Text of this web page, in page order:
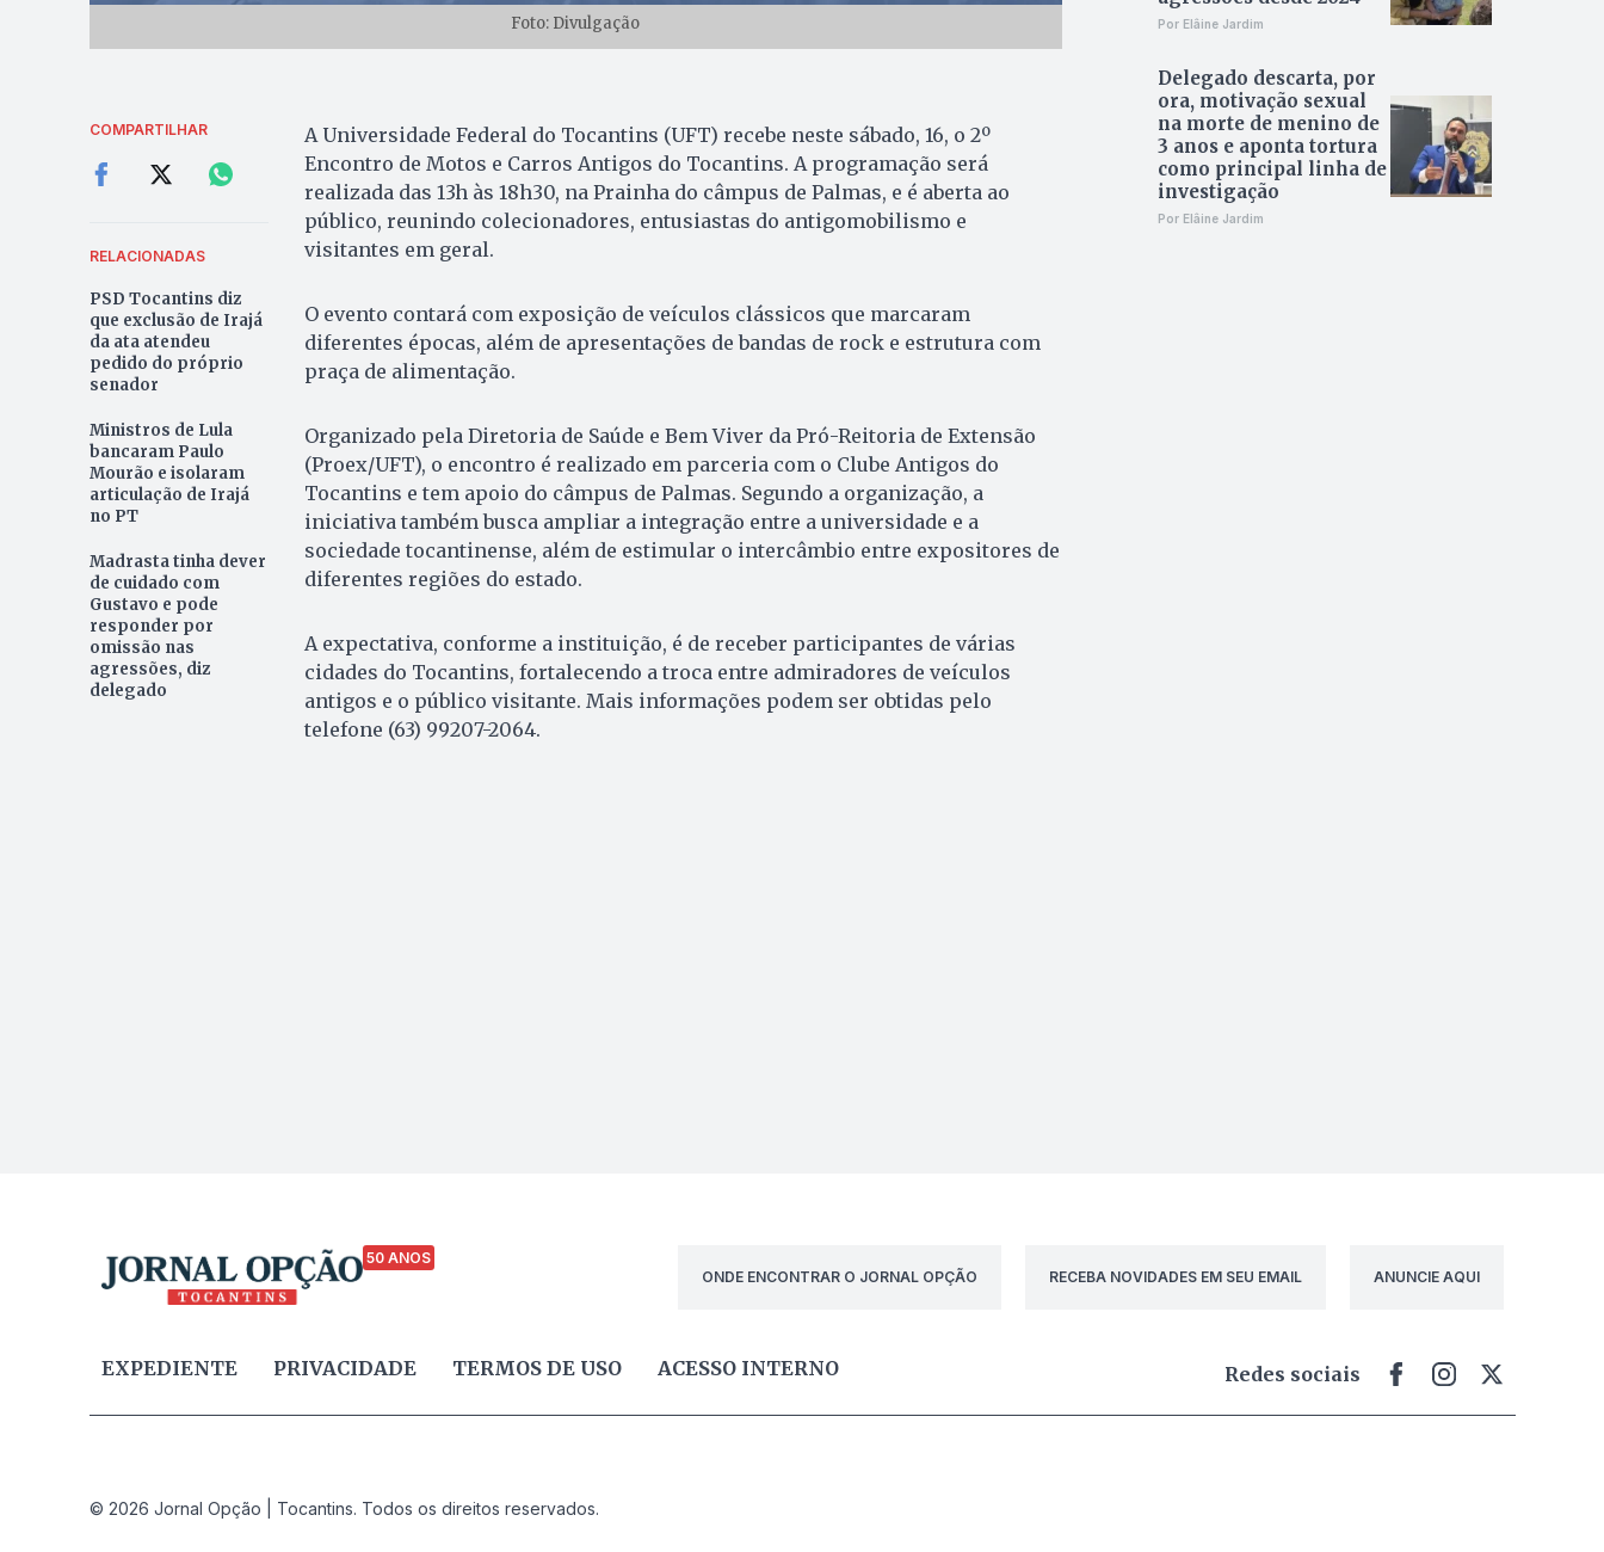
Foto: Divulgação
COMPARTILHAR
RELACIONADAS
PSD Tocantins diz
que exclusão de Irajá
da ata atendeu
pedido do próprio
senador
Ministros de Lula
bancaram Paulo
Mourão e isolaram
articulação de Irajá
no PT
Madrasta tinha dever
de cuidado com
Gustavo e pode
responder por
omissão nas
agressões, diz
delegado
A Universidade Federal do Tocantins (UFT) recebe neste sábado, 16, o 2º
Encontro de Motos e Carros Antigos do Tocantins. A programação será
realizada das 13h às 18h30, na Prainha do câmpus de Palmas, e é aberta ao
público, reunindo colecionadores, entusiastas do antigomobilismo e
visitantes em geral.
O evento contará com exposição de veículos clássicos que marcaram
diferentes épocas, além de apresentações de bandas de rock e estrutura com
praça de alimentação.
Organizado pela Diretoria de Saúde e Bem Viver da Pró-Reitoria de Extensão
(Proex/UFT), o encontro é realizado em parceria com o Clube Antigos do
Tocantins e tem apoio do câmpus de Palmas. Segundo a organização, a
iniciativa também busca ampliar a integração entre a universidade e a
sociedade tocantinense, além de estimular o intercâmbio entre expositores de
diferentes regiões do estado.
A expectativa, conforme a instituição, é de receber participantes de várias
cidades do Tocantins, fortalecendo a troca entre admiradores de veículos
antigos e o público visitante. Mais informações podem ser obtidas pelo
telefone (63) 99207-2064.
Por Elâine Jardim
Delegado descarta, por
ora, motivação sexual
na morte de menino de
3 anos e aponta tortura
como principal linha de
investigação
Por Elâine Jardim
50 ANOS
ONDE ENCONTRAR O JORNAL OPÇÃO
RECEBA NOVIDADES EM SEU EMAIL ANUNCIE AQUI
EXPEDIENTE PRIVACIDADE TERMOS DE USO ACESSO INTERNO Redes sociais
© 2026 Jornal Opção | Tocantins. Todos os direitos reservados.